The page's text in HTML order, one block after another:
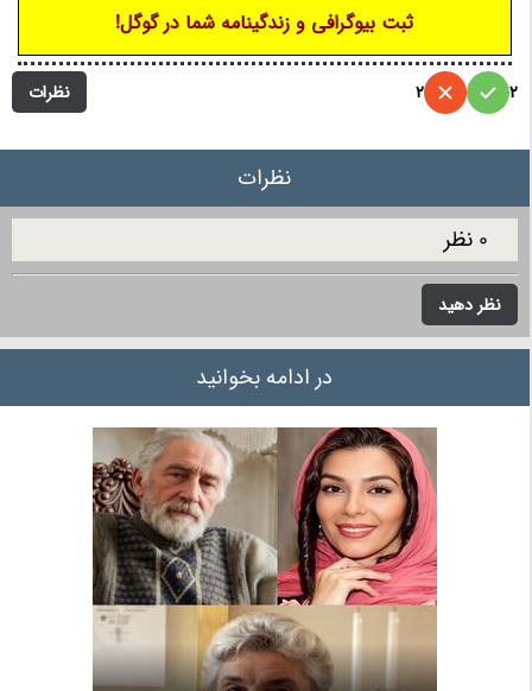
ثبت بیوگرافی و زندگینامه شما در گوگل!
نظرات 2
2
نظرات
0 نظر
نظر دهید
در ادامه بخوانید